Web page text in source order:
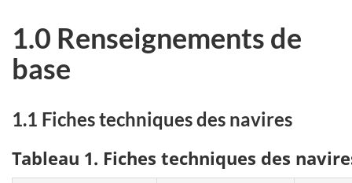
1.0 Renseignements de
base
1.1 Fiches techniques des navires
Tableau 1. Fiches techniques des